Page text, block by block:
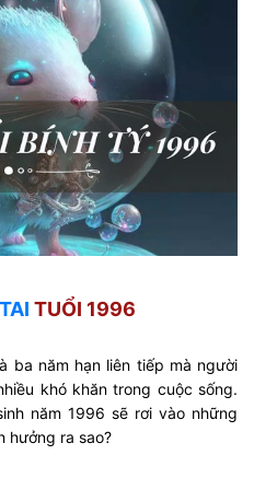
TUỔI 1996
ba năm hạn liên tiếp mà người
khó khăn trong cuộc sống.
năm 1996 sẽ rơi vào những
hưởng ra sao?